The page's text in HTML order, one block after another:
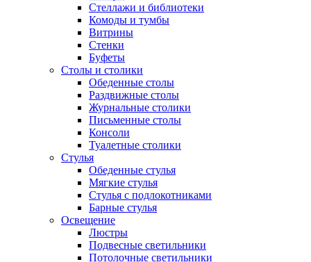
Стеллажи и библиотеки
Комоды и тумбы
Витрины
Стенки
Буфеты
Столы и столики
Обеденные столы
Раздвижные столы
Журнальные столики
Письменные столы
Консоли
Туалетные столики
Стулья
Обеденные стулья
Мягкие стулья
Стулья с подлокотниками
Барные стулья
Освещение
Люстры
Подвесные светильники
Потолочные светильники